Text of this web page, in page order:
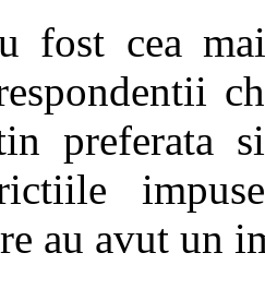
fost cea
preferata
au avut un